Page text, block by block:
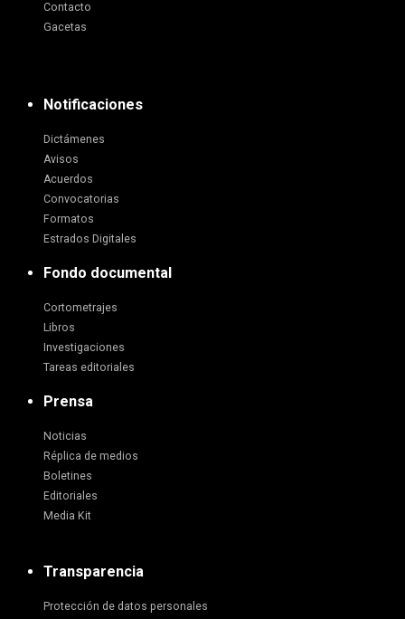
Contacto
Gacetas
Notificaciones
Dictámenes
Avisos
Acuerdos
Convocatorias
Formatos
Estrados Digitales
Fondo documental
Cortometrajes
Libros
Investigaciones
Tareas editoriales
Prensa
Noticias
Réplica de medios
Boletines
Editoriales
Media Kit
Transparencia
Protección de datos personales